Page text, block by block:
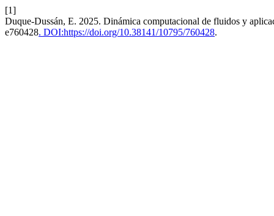
[1]
Duque-Dussán, E. 2025. Dinámica computacional de fluidos y
e760428. DOI:https://doi.org/10.38141/10795/760428.